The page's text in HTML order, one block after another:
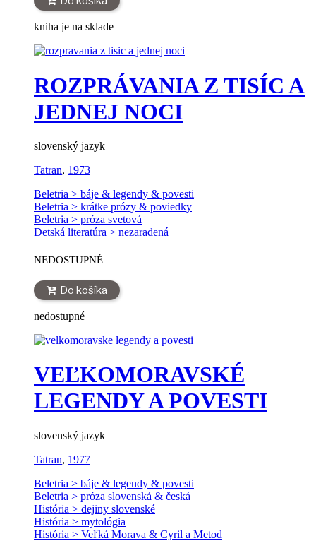
kniha je na sklade
ROZPRÁVANIA Z TISÍC A
JEDNEJ NOCI
slovenský jazyk
Tatran, 1973
Beletria > báje & legendy & povesti
Beletria > krátke prózy & poviedky
Beletria > próza svetová
Detská literatúra > nezaradená
NEDOSTUPNÉ
Do košíka
nedostupné
VEĽKOMORAVSKÉ
LEGENDY A POVESTI
slovenský jazyk
Tatran, 1977
Beletria > báje & legendy & povesti
Beletria > próza slovenská & česká
História > dejiny slovenské
História > mytológia
História > Veľká Morava & Cyril a Metod